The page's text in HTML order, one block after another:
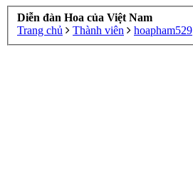
Diễn đàn Hoa của Việt Nam
Trang chủ
Thành viên hoapham529